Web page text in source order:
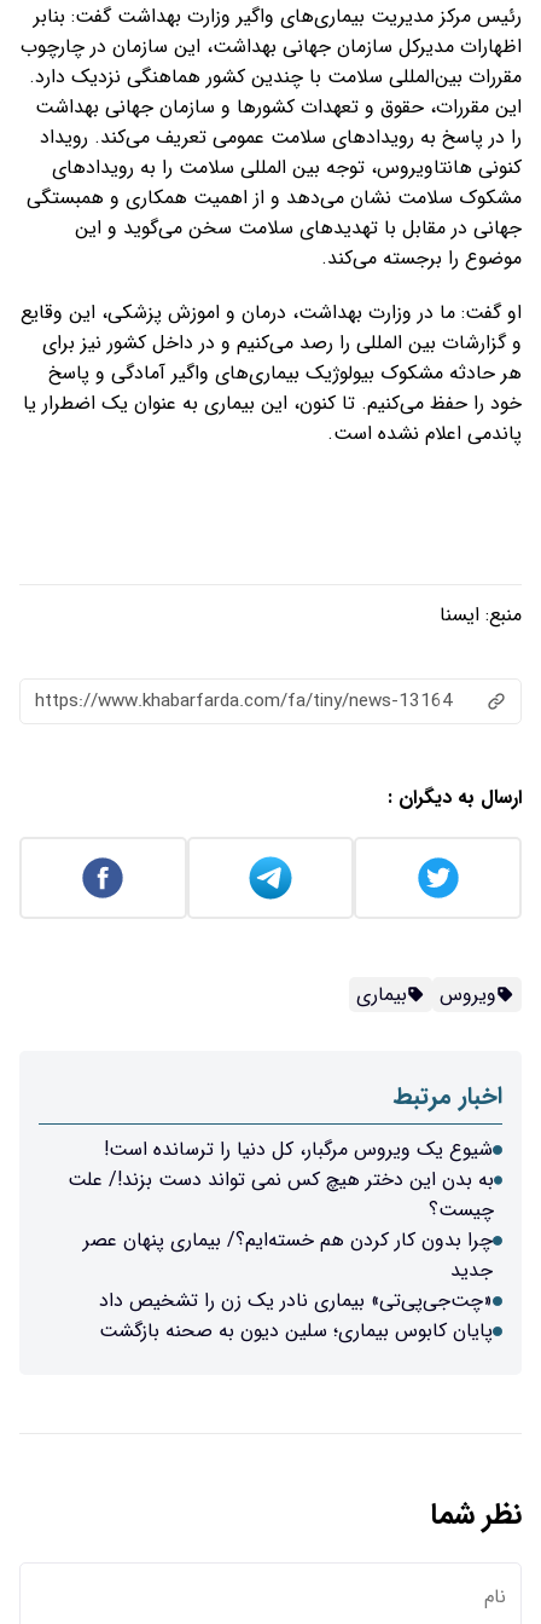
رئیس مرکز مدیریت بیماری‌های واگیر وزارت بهداشت گفت: بنابر
اظهارات مدیرکل سازمان جهانی بهداشت، این سازمان در چارچوب
مقررات بین‌المللی سلامت با چندین کشور هماهنگی نزدیک دارد.
این مقررات، حقوق و تعهدات کشورها و سازمان جهانی بهداشت
را در پاسخ به رویدادهای سلامت عمومی تعریف می‌کند. رویداد
کنونی هانتاویروس، توجه بین المللی سلامت را به رویدادهای
مشکوک سلامت نشان می‌دهد و از اهمیت همکاری و همبستگی
جهانی در مقابل با تهدیدهای سلامت سخن می‌گوید و این
موضوع را برجسته می‌کند.
او گفت: ما در وزارت بهداشت، درمان و اموزش پزشکی، این وقایع
و گزارشات بین المللی را رصد می‌کنیم و در داخل کشور نیز برای
هر حادثه مشکوک بیولوژیک بیماری‌های واگیر آمادگی و پاسخ
خود را حفظ می‌کنیم. تا کنون، این بیماری به عنوان یک اضطرار یا
پاندمی اعلام نشده است.
منبع: ایسنا
https://www.khabarfarda.com/fa/tiny/news-13164
ارسال به دیگران :
ویروس بیماری
اخبار مرتبط
شیوع یک ویروس مرگبار، کل دنیا را ترسانده است!
به بدن این دختر هیچ کس نمی تواند دست بزند!/ علت
چیست؟
چرا بدون کار کردن هم خسته‌ایم؟/ بیماری پنهان عصر
جدید
«چت‌جی‌پی‌تی» بیماری نادر یک زن را تشخیص داد
پایان کابوس بیماری؛ سلین دیون به صحنه بازگشت
نظر شما